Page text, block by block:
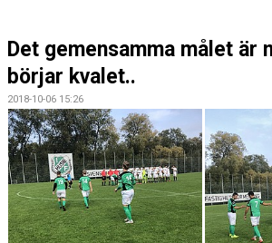
MATCHER
BILDGALLERI
KONTAKT
Det gemensamma målet är
börjar kvalet..
2018-10-06 15:26